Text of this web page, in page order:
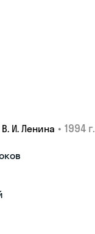
И. Ленина • 1994 г.